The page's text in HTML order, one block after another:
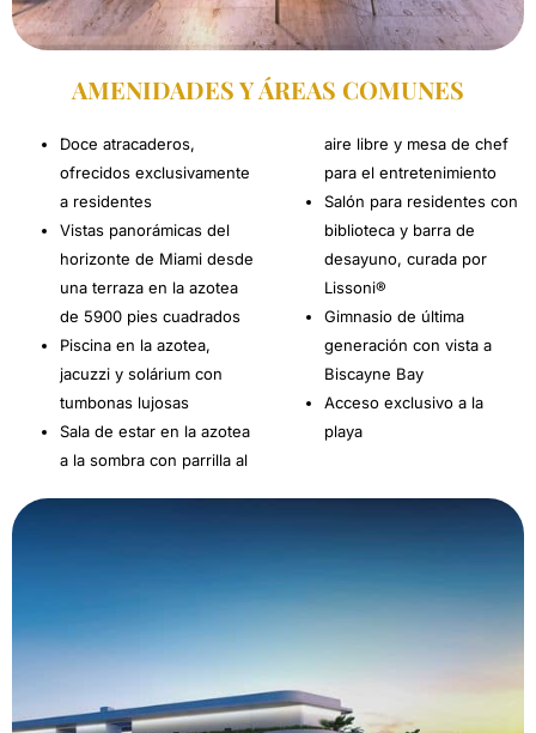
AMENIDADES Y ÁREAS COMUNES
Doce atracaderos,
ofrecidos exclusivamente
a residentes
Vistas panorámicas del
horizonte de Miami desde
una terraza en la azotea
de 5900 pies cuadrados
Piscina en la azotea,
jacuzzi y solárium con
tumbonas lujosas
Sala de estar en la azotea
a la sombra con parrilla al
aire libre y mesa de chef
para el entretenimiento
Salón para residentes con
biblioteca y barra de
desayuno, curada por
Lissoni®
Gimnasio de última
generación con vista a
Biscayne Bay
Acceso exclusivo a la
playa